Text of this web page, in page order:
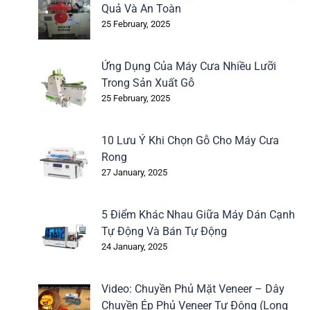
Quả Và An Toàn
25 February, 2025
Ứng Dụng Của Máy Cưa Nhiều Lưỡi
Trong Sản Xuất Gỗ
25 February, 2025
10 Lưu Ý Khi Chọn Gỗ Cho Máy Cưa
Rong
27 January, 2025
5 Điểm Khác Nhau Giữa Máy Dán Cạnh
Tự Động Và Bán Tự Động
24 January, 2025
Video: Chuyền Phủ Mặt Veneer – Dây
Chuyền Ép Phủ Veneer Tự Động (Long